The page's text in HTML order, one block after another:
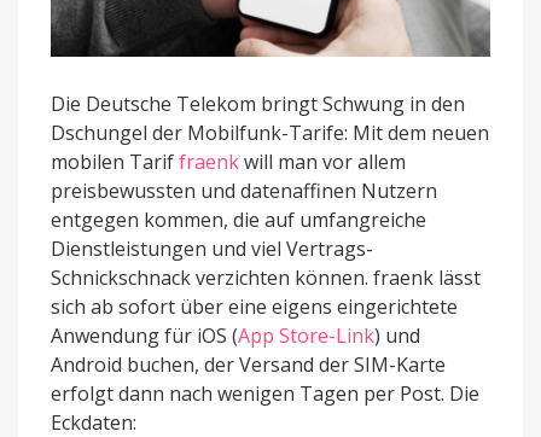
Die Deutsche Telekom bringt Schwung in den
Dschungel der Mobilfunk-Tarife: Mit dem neuen
mobilen Tariffraenkwill man vor allem
preisbewussten und datenaffinen Nutzern
entgegen kommen, die auf umfangreiche
Dienstleistungen und viel Vertrags-
Schnickschnack verzichten können. fraenk lässt
sich ab sofort über eine eigens eingerichtete
Anwendung für iOS (App Store-Link) und
Android buchen, der Versand der SIM-Karte
erfolgt dann nach wenigen Tagen per Post. Die
Eckdaten: